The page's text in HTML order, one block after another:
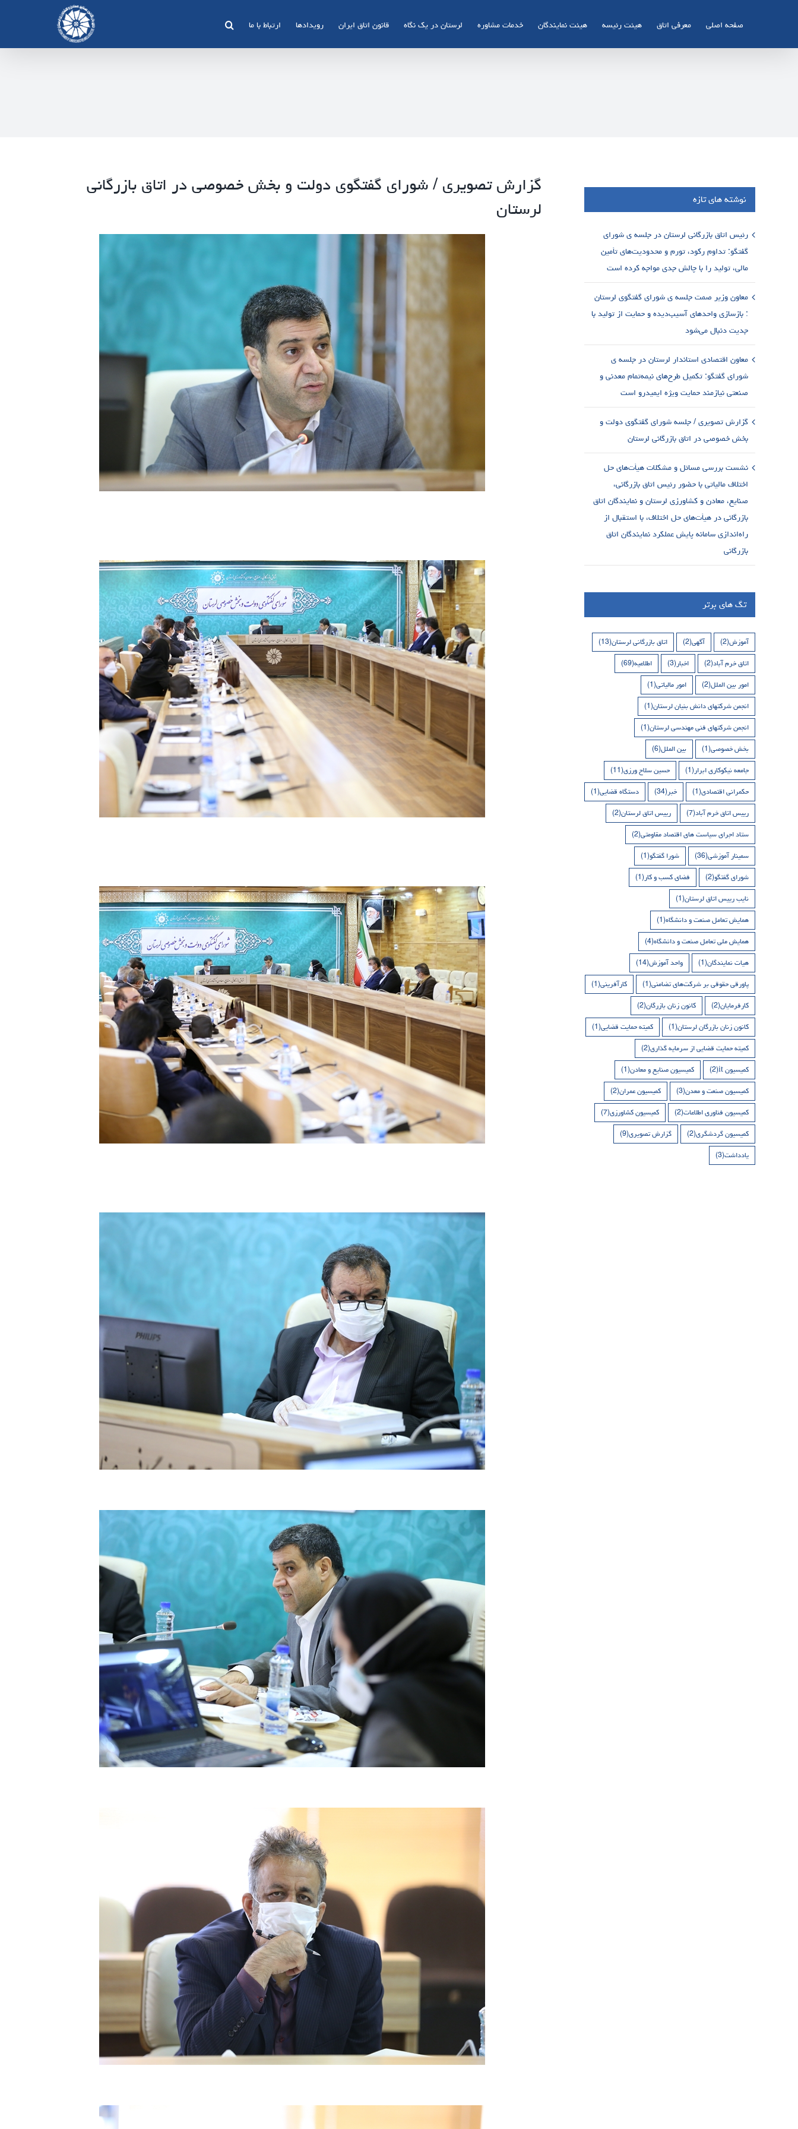
صفحه اصلی معرفی اتاق هیئت رئیسه هیئت نمایندگان خدمات مشاوره لرستان در یک نگاه قانون اتاق ایران رویدادها ارتباط با ما
گزارش تصویری / شورای گفتگوی دولت و بخش خصوصی در اتاق بازرگانی
لرستان
نوشته های تازه
رئیس اتاق بازرگانی لرستان در جلسه ی شورای
گفتگو: تداوم رکود، تورم و محدودیت‌های تأمین
مالی، تولید را با چالش جدی مواجه کرده است
معاون وزیر صمت جلسه ی شورای گفتگوی لرستان
: بازسازی واحدهای آسیب‌دیده و حمایت از تولید با
جدیت دنبال می‌شود
معاون اقتصادی استاندار لرستان در جلسه ی
شورای گفتگو: تکمیل طرح‌های نیمه‌تمام معدنی و
صنعتی نیازمند حمایت ویژه ایمیدرو است
گزارش تصویری / جلسه شورای گفتگوی دولت و
بخش خصوصی در اتاق بازرگانی لرستان
نشست بررسی مسائل و مشکلات هیأت‌های حل
اختلاف مالیاتی با حضور رئیس اتاق بازرگانی،
صنایع، معادن و کشاورزی لرستان و نمایندگان اتاق
بازرگانی در هیأت‌های حل اختلاف، با استقبال از
راه‌اندازی سامانه پایش عملکرد نمایندگان اتاق
بازرگانی
تگ های برتر
آموزش(2) آگهی(2) اتاق بازرگانی لرستان(13)
اتاق خرم آباد(2) اخبار(3) اطلاعیه(69)
امور بین الملل(2) امور مالیاتی(1)
انجمن شرکتهای دانش بنیان لرستان(1)
انجمن شرکتهای فنی مهندسی لرستان(1)
بخش خصوصی(1) بین الملل(6)
جامعه نیکوکاری ابرار(1) حسین سلاح ورزی(11)
حکمرانی اقتصادی(1) خبر(34) دستگاه قضایی(1)
رییس اتاق خرم آباد(7) رییس اتاق لرستان(2)
ستاد اجرای سیاست های اقتصاد مقاومتی(2)
سمینار آموزشی(36) شورا گفتگو(1)
شورای گفتگو(2) فضای کسب و کار(1)
نایب رییس اتاق لرستان(1)
همایش تعامل صنعت و دانشگاه(1)
همایش ملی تعامل صنعت و دانشگاه(4)
هیات نمایندگان(1) واحد آموزش(14)
پاورقی حقوقی بر شرکت‌های تضامنی(1) کارآفرینی(1)
کارفرمایان(2) کانون زنان بازرگان(2)
کانون زنان بازرگان لرستان(1) کمیته حمایت قضایی(1)
کمیته حمایت قضایی از سرمایه گذاری(2)
کمیسیون it (2) کمیسیون صنایع و معادن(1)
کمیسیون صنعت و معدن(3) کمیسیون عمران(2)
کمیسیون فناوری اطلاعات(2) کمیسیون کشاورزی(7)
کمیسیون گردشگری(2) گزارش تصویری(9)
یادداشت(3)